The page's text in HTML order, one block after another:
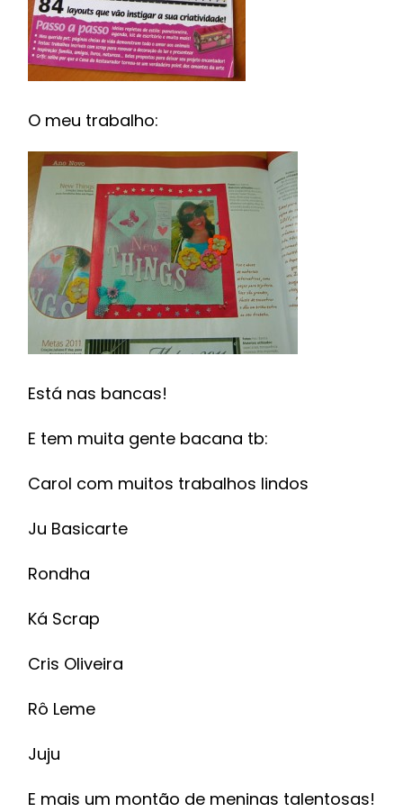
O meu trabalho:
Está nas bancas!
E tem muita gente bacana tb:
Carol com muitos trabalhos lindos
Ju Basicarte
Rondha
Ká Scrap
Cris Oliveira
Rô Leme
Juju
E mais um montão de meninas talentosas!